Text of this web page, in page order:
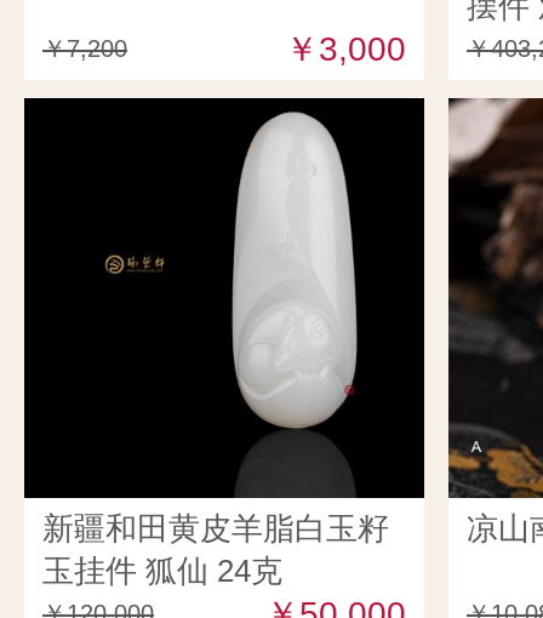
￥7,200 ￥3,000 ￥
新疆和田黄皮羊脂白玉籽
玉挂件 狐仙 24克
凉山